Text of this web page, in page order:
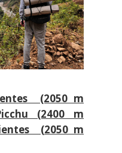
(2050 m
(2400 m
(2050 m